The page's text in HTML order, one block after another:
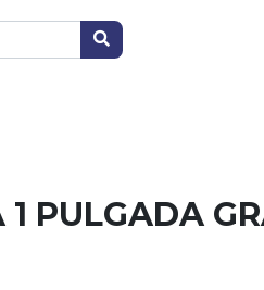
1 PULGADA